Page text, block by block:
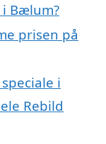
Bælum?
prisen på
i
Rebild